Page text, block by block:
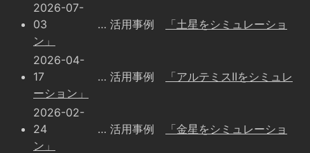
2026-07-
03
… 活用事例
「土星をシミュレーショ
ン」
2026-04-
17
… 活用事例
「アルテミスIIをシミュレ
ーション」
2026-02-
24
… 活用事例
「金星をシミュレーショ
ン」